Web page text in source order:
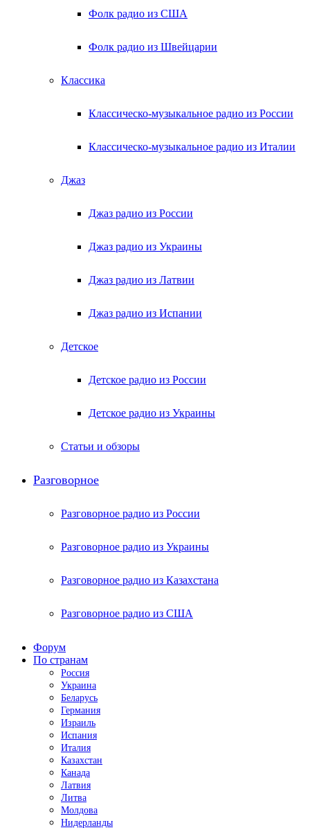
Фолк радио из США
Фолк радио из Швейцарии
Классика
Классическо-музыкальное радио из России
Классическо-музыкальное радио из Италии
Джаз
Джаз радио из России
Джаз радио из Украины
Джаз радио из Латвии
Джаз радио из Испании
Детское
Детское радио из России
Детское радио из Украины
Статьи и обзоры
Разговорное
Разговорное радио из России
Разговорное радио из Украины
Разговорное радио из Казахстана
Разговорное радио из США
Форум
По странам
Россия
Украина
Беларусь
Германия
Израиль
Испания
Италия
Казахстан
Канада
Латвия
Литва
Молдова
Нидерланды